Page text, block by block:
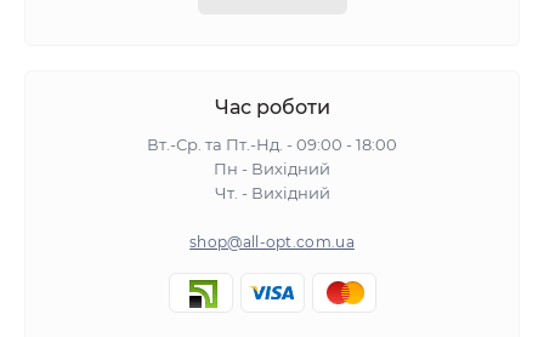
Час роботи
Вт.-Ср. та Пт.-Нд. - 09:00 - 18:00
Пн - Вихідний
Чт. - Вихідний
shop@all-opt.com.ua